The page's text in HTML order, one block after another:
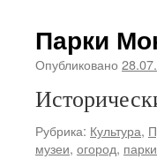
Парки
Опубликовано
Рубрика: Культура,
музеи, огород, парки